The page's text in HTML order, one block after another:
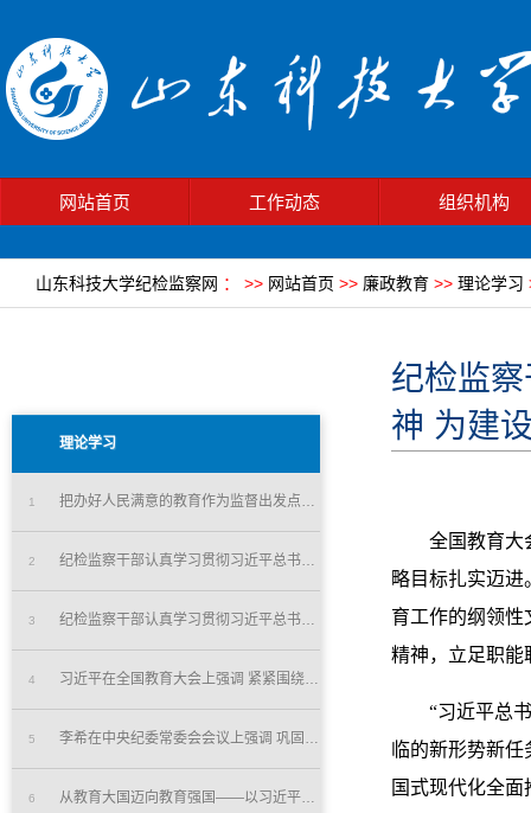
网站首页 工作动态 组织机构
山东科技大学纪检监察网 ： >> 网站首页 >> 廉政教育 >> 理论学习
理论学习
1 把办好人民满意的教育作为监督出发点和落脚点
2 纪检监察干部认真学习贯彻习近平总书记重要讲话精神 为教育...
3 纪检监察干部认真学习贯彻习近平总书记在全国教育大会上重要...
4 习近平在全国教育大会上强调 紧紧围绕立德树人根本任务 朝...
5 李希在中央纪委常委会会议上强调 巩固深化党纪学习教育成果...
6 从教育大国迈向教育强国——以习近平同志为核心的党中央引领...
纪检监
神 为建
全国教育大
略目标扎实迈
育工作的纲领
精神，立足职能
“习近平总书
临的新形势新
国式现代化全